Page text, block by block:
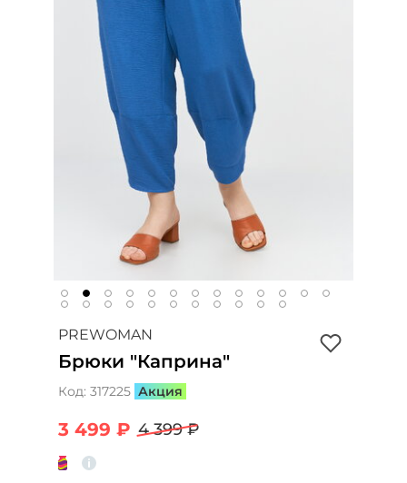
PREWOMAN
Брюки "Каприна"
Код: 317225 Акция
3 499 ₽ 4 399 ₽